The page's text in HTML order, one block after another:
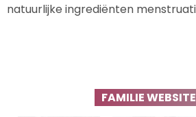
natuurlijke ingrediënten
FAMILIE